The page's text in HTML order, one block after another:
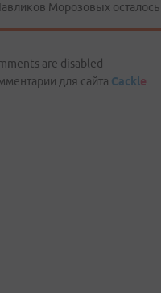
Морозовых осталось
are disabled
для сайта Cackle